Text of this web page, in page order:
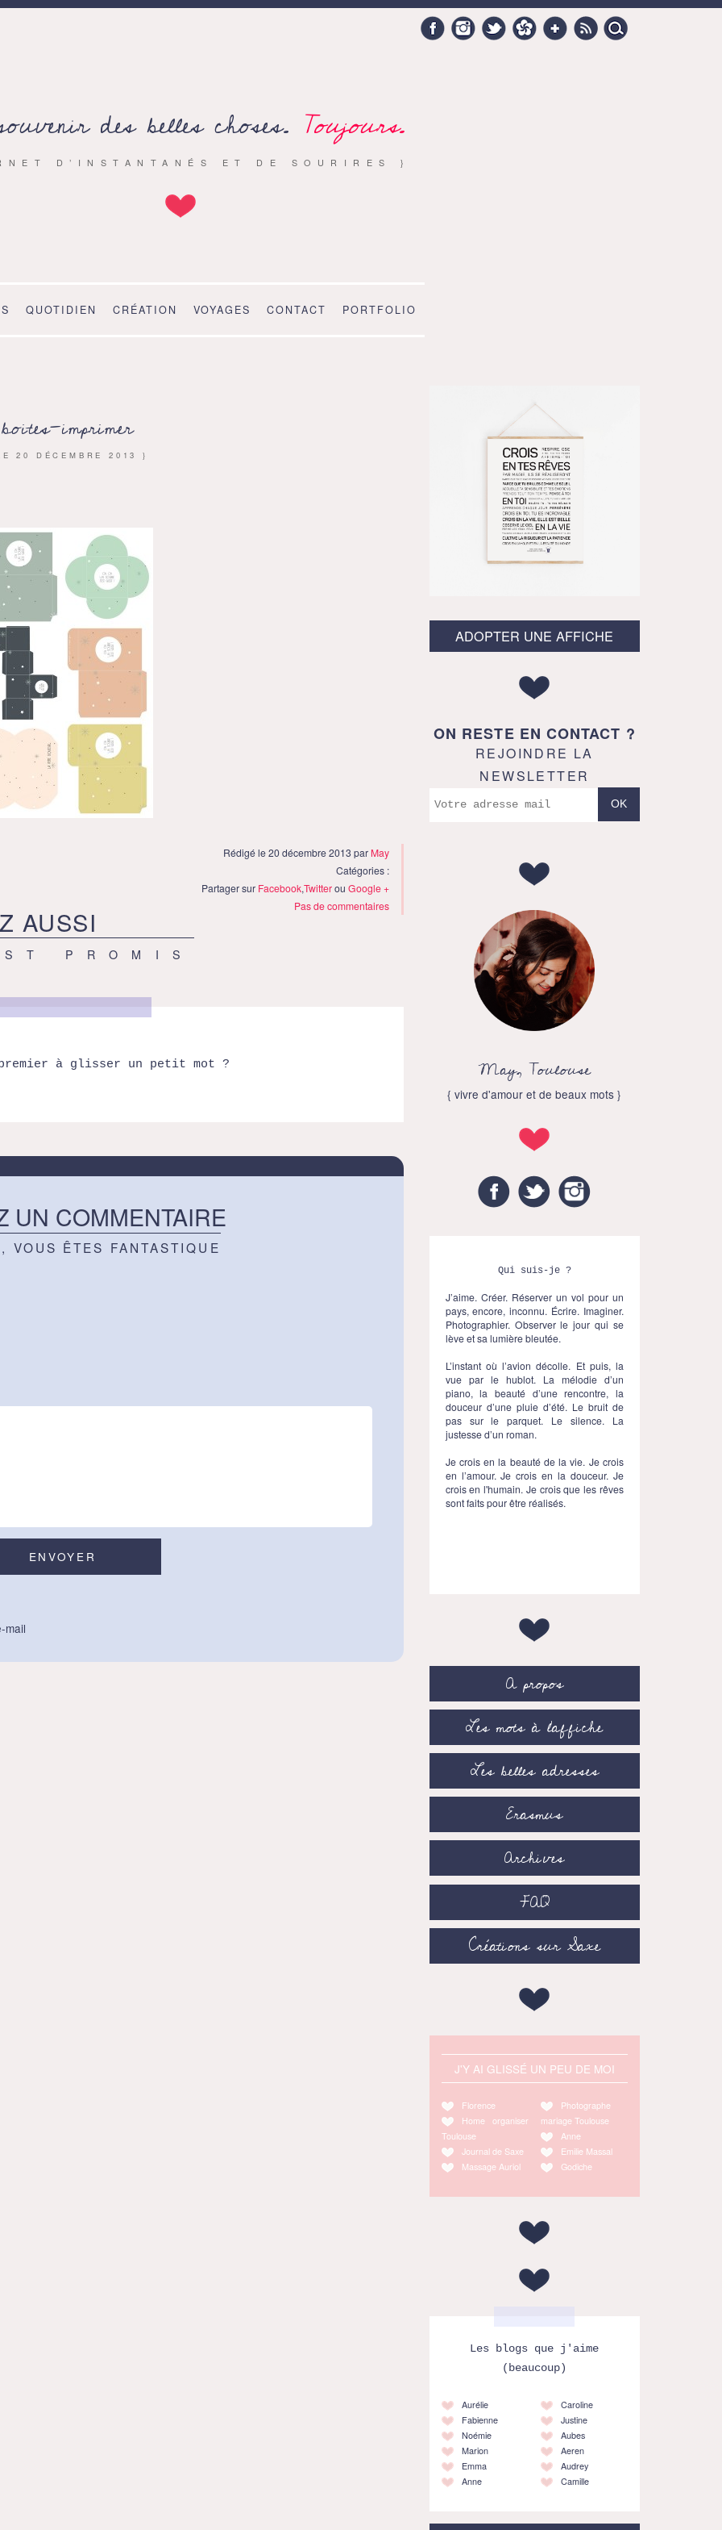
Search
for:
FacebookInstagramTwitter HellocotonGoogle +
RSS
des belles choses. Toujours.
D’INSTANTANÉS ET DE SOURIRES }
QUOTIDIEN CRÉATION VOYAGES CONTACT PORTFOLIO
boites-imprimer
20 DÉCEMBRE 2013 }
Rédigé le 20 décembre 2013 par May
Catégories :
Partager sur Facebook,TwitterouGoogle +
Pas de commentaires
AUSSI
PROMIS
à glisser un petit mot ?
UN COMMENTAIRE
VOUS ÊTES FANTASTIQUE
mail
ADOPTER UNE AFFICHE
ON RESTE EN CONTACT ?
REJOINDRE LA
NEWSLETTER
May, Toulouse
{ vivre d'amour et de beaux mots }
FacebookTwitter
Qui suis-je ?
J’aime. Créer. Réserver un vol pour un
pays, encore, inconnu. Écrire. Imaginer.
Photographier. Observer le jour qui se
lève et sa lumière bleutée.
L’instant où l’avion décolle. Et puis, la
vue par le hublot. La mélodie d’un
piano, la beauté d’une rencontre, la
douceur d’une pluie d’été. Le bruit de
pas sur le parquet. Le silence. La
justesse d’un roman.
Je crois en la beauté de la vie. Je crois
en l’amour. Je crois en la douceur. Je
crois en l'humain. Je crois que les rêves
sont faits pour être réalisés.
A propos
Les mots à l’affiche
Les belles adresses
Erasmus
Archives
FAQ
Créations sur Saxe
J'Y AI GLISSÉ UN PEU DE MOI
Florence
Home organiser
Toulouse
Journal de Saxe
Massage Auriol
Photographe
mariage Toulouse
Anne
Emilie Massal
Godiche
Les blogs que j'aime
(beaucoup)
Aurélie
Fabienne
Noémie
Marion
Emma
Anne
Caroline
Justine
Aubes
Aeren
Audrey
Camille